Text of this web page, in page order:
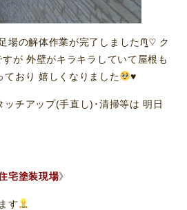
場の解体作業が完了しましたᙏ̤̫♡ ク
が 外壁がキラキラしていて屋根も
ており 嬉しくなりました
♥️
ッチアップ(手直し)･清掃等は 明日
宅塗装現場》
す